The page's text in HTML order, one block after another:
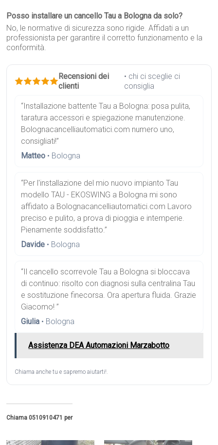
Posso installare un cancello Tau a Bologna da solo?
No, le normative di sicurezza sono rigide. Affidati a un
professionista per garantire il corretto funzionamento e la
conformità.
Recensioni dei
clienti
• chi ci sceglie ci
consiglia
“Installazione battente Tau a Bologna: posa pulita,
taratura accessori e spiegazione manutenzione.
Bolognacancelliautomatici.com numero uno,
consigliati!”
Matteo • Bologna
“Per l'installazione del mio nuovo impianto Tau
modello TAU - EKOSWING a Bologna mi sono
affidato a Bolognacancelliautomatici.com Lavoro
preciso e pulito, a prova di pioggia e intemperie.
Pienamente soddisfatto.”
Davide • Bologna
“Il cancello scorrevole Tau a Bologna si bloccava
di continuo: risolto con diagnosi sulla centralina Tau
e sostituzione finecorsa. Ora apertura fluida. Grazie
Giacomo! ”
Giulia • Bologna
Assistenza DEA Automazioni Marzabotto
Chiama anche tu e sapremo aiutarti!.
Chiama 0510910471 per